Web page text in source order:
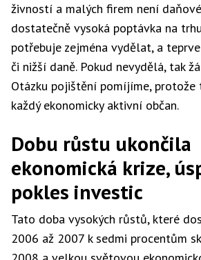
živností a malých firem není
dostatečně vysoká poptávka na
potřebuje zejména vydělat, a
či nižší daně. Pokud nevydělá, tak
Otázku pojištění pomíjíme,
každý ekonomicky aktivní občan.
Dobu růstu ukončila
ekonomická krize,
pokles investic
Tato doba vysokých růstů, které
2006 až 2007 k sedmi procentům